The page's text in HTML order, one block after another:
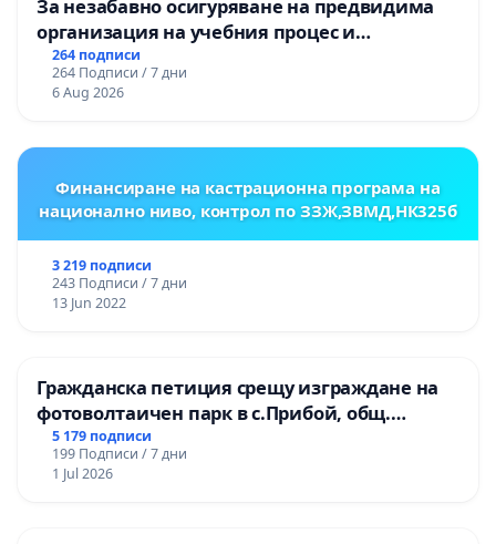
За незабавно осигуряване на предвидима
организация на учебния процес и
гарантиране на правото на равнопоставено
и качествено образование на учениците от
ОУ „Княз Александър I“ и Хуманитарна
264 подписи
264 Подписи / 7 дни
6 Aug 2026
Финансиране на кастрационна програма на
национално ниво, контрол по ЗЗЖ,ЗВМД,НК325б
3 219 подписи
243 Подписи / 7 дни
13 Jun 2022
Гражданска петиция срещу изграждане на
фотоволтаичен парк в с.Прибой, общ.
Радомир
5 179 подписи
199 Подписи / 7 дни
1 Jul 2026